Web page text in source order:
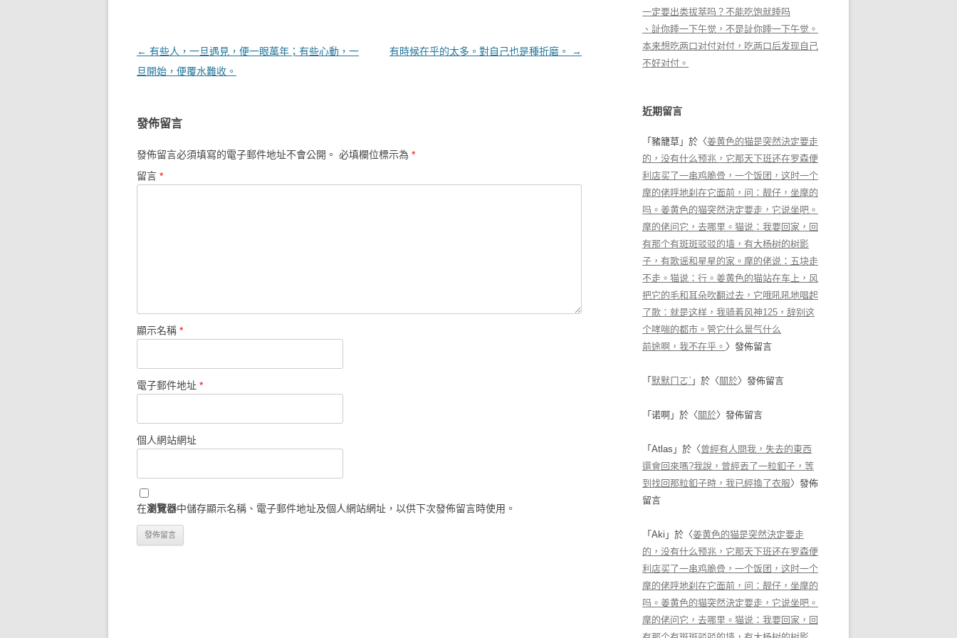
文章導覽
← 有些人，一旦遇見，便一眼萬年；有些心動，一
旦開始，便覆水難收。
有時候在乎的太多。對自己也是種折磨。 →
發佈留言
發佈留言必須填寫的電子郵件地址不會公開。 必填欄位標示為 *
留言 *
顯示名稱 *
電子郵件地址 *
個人網站網址
在瀏覽器中儲存顯示名稱、電子郵件地址及個人網站網址，以供下次發佈留言時使用。
一定要出类拔萃吗？不能吃饱就睡吗
、訨你睡一下午觉，不是訨你睡一下午觉。
本来想吃两口对付对付，吃两口后发现自己
不好对付。
近期留言
「 豬籠草 」於〈姜黄色的猫是突然決定要走
的，没有什么预兆，它那天下班还在罗森便
利店买了一串鸡脆骨，一个饭团，这时一个
摩的佬呼地刹在它面前，问：靓仔，坐摩的
吗。姜黄色的猫突然決定要走，它说坐吧。
摩的佬问它，去哪里。猫说：我要回家，回
有那个有斑斑驳驳的墙，有大杨树的树影
子，有歌谣和星星的家。摩的佬说：五块走
不走。猫说：行。姜黄色的猫站在车上，风
把它的毛和耳朵吹翻过去，它哦吼吼地唱起
了歌：就是这样，我骑着风神125，辞别这
个哮喘的都市。管它什么景气什么
前途啊，我不在乎。 〉發佈留言
「 默默ㄇㄛˋ 」於〈 關於〉發佈留言
「 诺啊 」於〈 關於〉發佈留言
「 Atlas 」於〈曾經有人問我，失去的東西
還會回來嗎?我說，曾經丟了一粒釦子，等
到找回那粒釦子時，我已經換了衣服〉發佈
留言
「 Aki 」於〈姜黄色的猫是突然決定要走
的，没有什么预兆，它那天下班还在罗森便
利店买了一串鸡脆骨，一个饭团，这时一个
摩的佬呼地刹在它面前，问：靓仔，坐摩的
吗。姜黄色的猫突然決定要走，它说坐吧。
摩的佬问它，去哪里。猫说：我要回家，回